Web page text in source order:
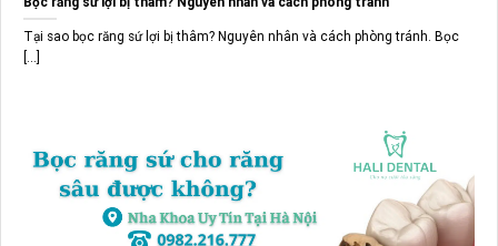
Tại sao bọc răng sứ lợi bị thâm? Nguyên nhân và cách phòng tránh. Bọc
[...]